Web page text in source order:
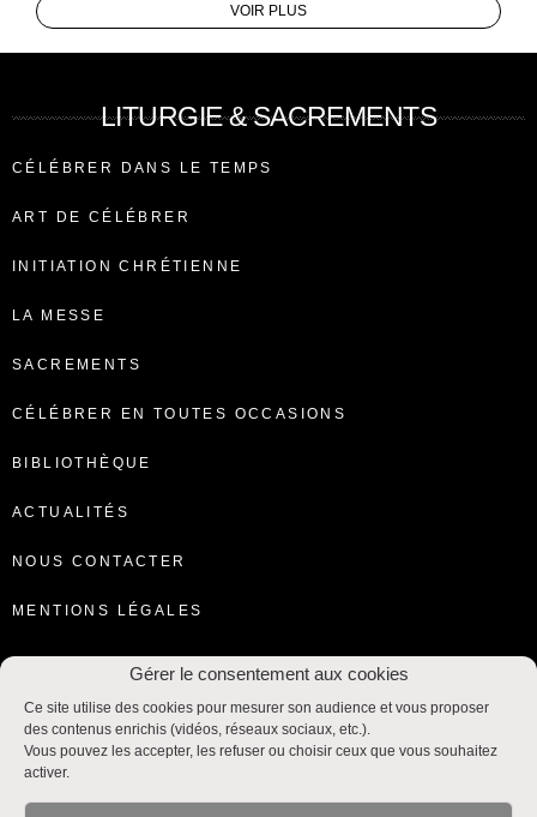
Gérer le consentement aux cookies
Ce site utilise des cookies pour mesurer son audience et vous proposer
des contenus enrichis (vidéos, réseaux sociaux, etc.).
Vous pouvez les accepter, les refuser ou choisir ceux que vous souhaitez
activer.
VOIR PLUS
LITURGIE & SACREMENTS
CÉLÉBRER DANS LE TEMPS
ART DE CÉLÉBRER
INITIATION CHRÉTIENNE
LA MESSE
SACREMENTS
CÉLÉBRER EN TOUTES OCCASIONS
BIBLIOTHÈQUE
ACTUALITÉS
NOUS CONTACTER
MENTIONS LÉGALES